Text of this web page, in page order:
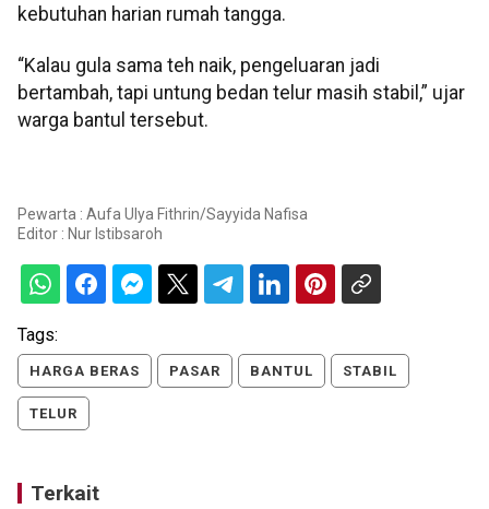
kebutuhan harian rumah tangga.
“Kalau gula sama teh naik, pengeluaran jadi
bertambah, tapi untung bedan telur masih stabil,” ujar
warga bantul tersebut.
Pewarta : Aufa Ulya Fithrin/Sayyida Nafisa
Editor : Nur Istibsaroh
Tags:
HARGA BERAS PASAR BANTUL STABIL
TELUR
Terkait